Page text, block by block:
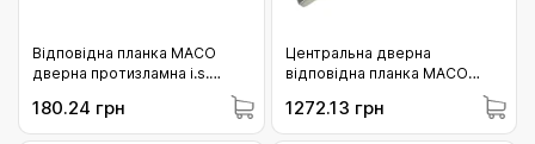
Відповідна планка MACO
дверна протизламна i.s.
ліва (362135)
180.24 грн
Центральна дверна
відповідна планка MACO
паз) права ZAMAK притиск -1
мм (58714)
1272.13 грн